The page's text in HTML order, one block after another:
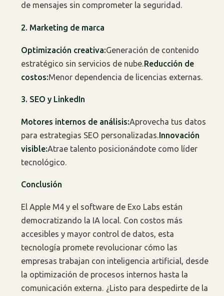
de mensajes sin comprometer la seguridad.
2. Marketing de marca
Optimización creativa:Generación de contenido
estratégico sin servicios de nube. Reducción de
costos:Menor dependencia de licencias externas.
3. SEO y LinkedIn
Motores internos de análisis:Aprovecha tus datos
para estrategias SEO personalizadas.Innovación
visible:Atrae talento posicionándote como líder
tecnológico.
Conclusión
El Apple M4 y el software de Exo Labs están
democratizando la IA local. Con costos más
accesibles y mayor control de datos, esta
tecnología promete revolucionar cómo las
empresas trabajan con inteligencia artificial, desde
la optimización de procesos internos hasta la
comunicación externa. ¿Listo para despedirte de la